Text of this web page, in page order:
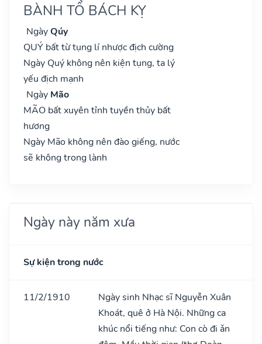
BÀNH TỔ BÁCH KỴ
NgàyQúy
QUÝ bất từ tụng lí nhược địch cường
Ngày Quý không nên kiện tụng, ta lý
yếu địch mạnh
Ngày Mão
MÃO bất xuyên tỉnh tuyền thủy bất
hương
Ngày Mão không nên đào giếng, nước
sẽ không trong lành
Ngày này năm xưa
Sự kiện trong nước
11/2/1910
Ngày sinh Nhạc sĩ Nguyễn Xuân
Khoát, quê ở Hà Nội. Những ca
khúc nổi tiếng như: Con cò đi ǎn